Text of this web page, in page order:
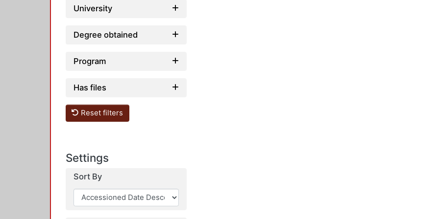
University
Degree obtained
Program
Has files
Reset filters
Settings
Sort By